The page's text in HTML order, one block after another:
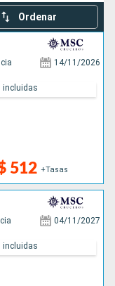
Ordenar
14/11/2026
512 +Tasas
incluidas
04/11/2027
incluidas